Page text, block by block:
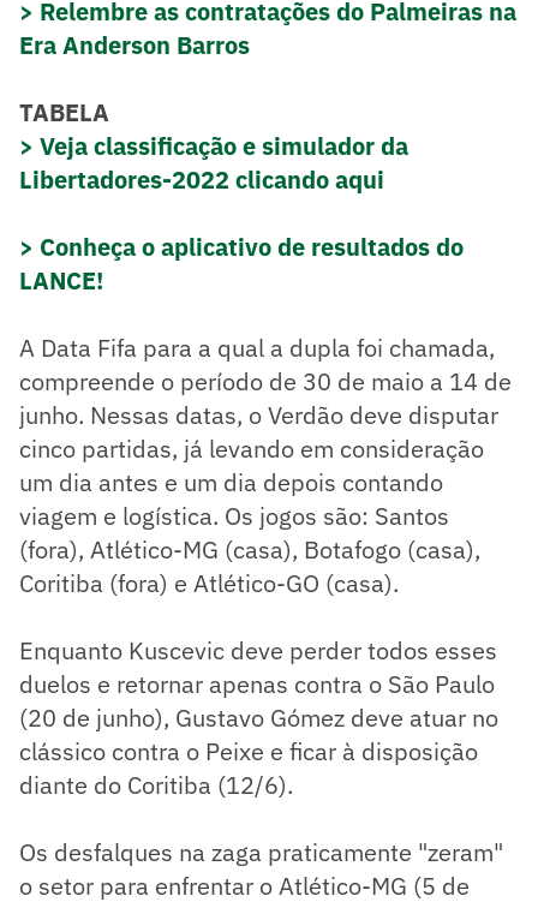
> Relembre as contratações do Palmeiras na
Era Anderson Barros
TABELA
> Veja classificação e simulador da
Libertadores-2022 clicando aqui
> Conheça o aplicativo de resultados do
LANCE!
A Data Fifa para a qual a dupla foi chamada,
compreende o período de 30 de maio a 14 de
junho. Nessas datas, o Verdão deve disputar
cinco partidas, já levando em consideração
um dia antes e um dia depois contando
viagem e logística. Os jogos são: Santos
(fora), Atlético-MG (casa), Botafogo (casa),
Coritiba (fora) e Atlético-GO (casa).
Enquanto Kuscevic deve perder todos esses
duelos e retornar apenas contra o São Paulo
(20 de junho), Gustavo Gómez deve atuar no
clássico contra o Peixe e ficar à disposição
diante do Coritiba (12/6).
Os desfalques na zaga praticamente "zeram"
o setor para enfrentar o Atlético-MG (5 de